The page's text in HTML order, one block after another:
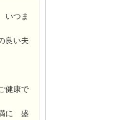
いつま
良い夫
健康で
に 盛